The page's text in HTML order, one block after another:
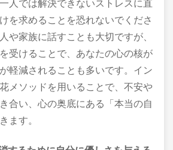
人では解決できないストレスに直
を求めることを恐れないでくださ
や家族に話すことも大切ですが、
受けることで、あなたの心の核が
軽減されることも多いです。イン
メソッドを用いることで、不安や
合い、心の奥底にある「本当の自
ます。